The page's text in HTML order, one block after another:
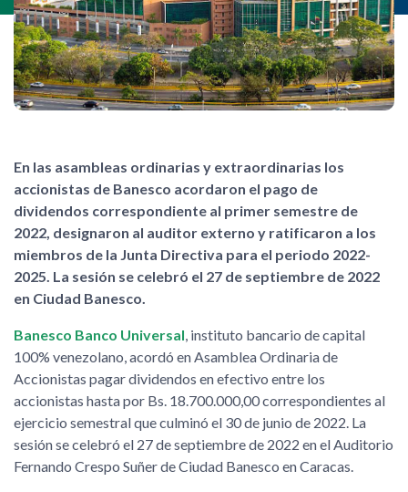
En las asambleas ordinarias y extraordinarias los
accionistas de Banesco acordaron el pago de
dividendos correspondiente al primer semestre de
2022, designaron al auditor externo y ratificaron a los
miembros de la Junta Directiva para el periodo 2022-
2025. La sesión se celebró el 27 de septiembre de 2022
en Ciudad Banesco.
Banesco Banco Universal , instituto bancario de capital
100% venezolano, acordó en Asamblea Ordinaria de
Accionistas pagar dividendos en efectivo entre los
accionistas hasta por Bs. 18.700.000,00 correspondientes al
ejercicio semestral que culminó el 30 de junio de 2022. La
sesión se celebró el 27 de septiembre de 2022 en el Auditorio
Fernando Crespo Suñer de Ciudad Banesco en Caracas.